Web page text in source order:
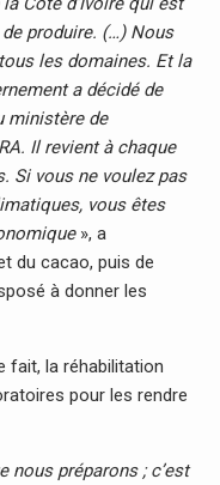
produire. (…) Nous
les domaines. Et la
a décidé de
ministère de
Il revient à chaque
Si vous ne voulez pas
vous êtes
», a
du cacao, puis de
à donner les
fait, la réhabilitation
pour les rendre
nous préparons ; c’est